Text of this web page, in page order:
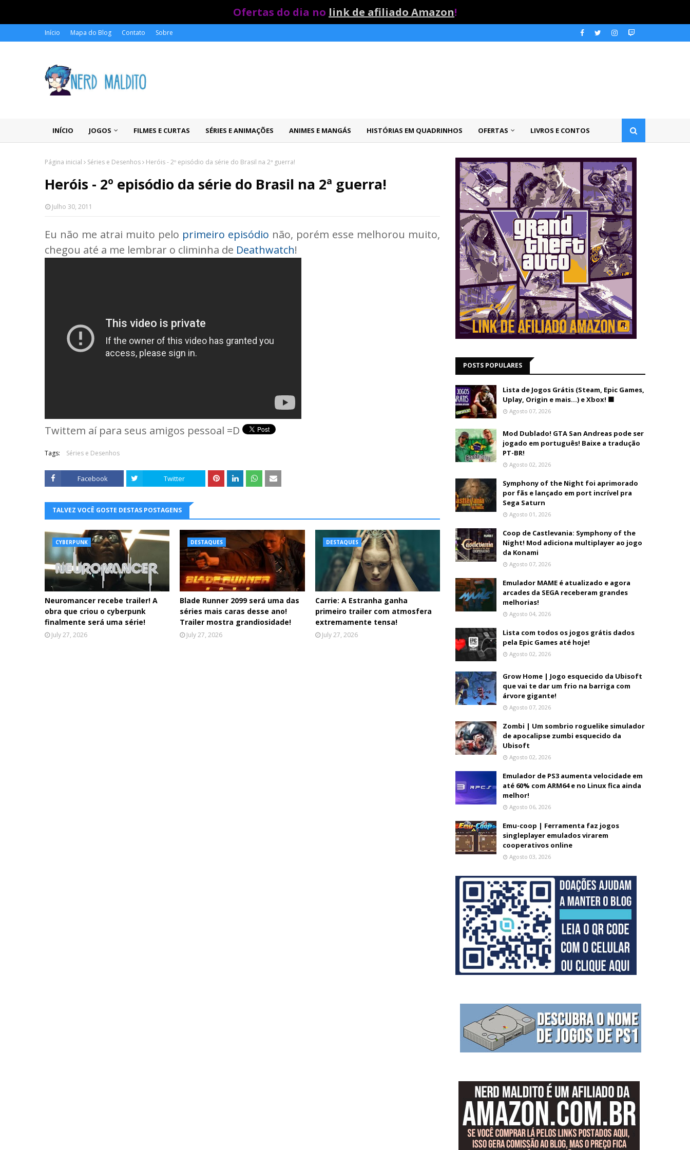
Ofertas do dia no link de afiliado Amazon!
Início Mapa do Blog Contato Sobre
INÍCIO JOGOS FILMES E CURTAS SÉRIES E ANIMAÇÕES ANIMES E MANGÁS HISTÓRIAS EM QUADRINHOS OFERTAS LIVROS E CONTOS
Página inicial Séries e Desenhos Heróis - 2º episódio da série do Brasil na 2ª guerra!
Heróis - 2º episódio da série do Brasil na 2ª guerra!
Julho 30, 2011
Eu não me atrai muito pelo primeiro episódio não, porém esse melhorou muito,
chegou até a me lembrar o climinha de Deathwatch!
Twittem aí para seus amigos pessoal =D
Tags: Séries e Desenhos
Facebook Twitter
TALVEZ VOCÊ GOSTE DESTAS POSTAGENS
CYBERPUNK
Neuromancer recebe trailer! A
obra que criou o cyberpunk
finalmente será uma série!
July 27, 2026
DESTAQUES
Blade Runner 2099 será uma das
séries mais caras desse ano!
Trailer mostra grandiosidade!
July 27, 2026
DESTAQUES
Carrie: A Estranha ganha
primeiro trailer com atmosfera
extremamente tensa!
July 27, 2026
POSTS POPULARES
Lista de Jogos Grátis (Steam, Epic Games,
Uplay, Origin e mais...) e Xbox! 🟩
Agosto 07, 2026
Mod Dublado! GTA San Andreas pode ser
jogado em português! Baixe a tradução
PT-BR!
Agosto 02, 2026
Symphony of the Night foi aprimorado
por fãs e lançado em port incrível pra
Sega Saturn
Agosto 01, 2026
Coop de Castlevania: Symphony of the
Night! Mod adiciona multiplayer ao jogo
da Konami
Agosto 07, 2026
Emulador MAME é atualizado e agora
arcades da SEGA receberam grandes
melhorias!
Agosto 04, 2026
Lista com todos os jogos grátis dados
pela Epic Games até hoje!
Agosto 02, 2026
Grow Home | Jogo esquecido da Ubisoft
que vai te dar um frio na barriga com
árvore gigante!
Agosto 07, 2026
Zombi | Um sombrio roguelike simulador
de apocalipse zumbi esquecido da
Ubisoft
Agosto 02, 2026
Emulador de PS3 aumenta velocidade em
até 60% com ARM64 e no Linux fica ainda
melhor!
Agosto 06, 2026
Emu-coop | Ferramenta faz jogos
singleplayer emulados virarem
cooperativos online
Agosto 03, 2026